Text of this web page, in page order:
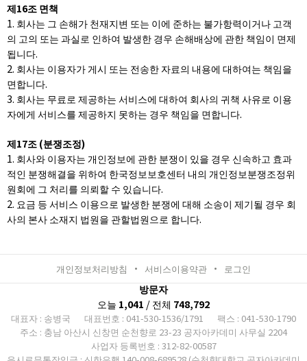
제16조 면책
1. 회사는 그 손해가 천재지변 또는 이에 준하는 불가항력이거나 고객
의 고의 또는 과실로 인하여 발생한 경우 손해배상에 관한 책임이 면제
됩니다.
2. 회사는 이용자가 게시 또는 전송한 자료의 내용에 대하여는 책임을
면합니다.
3. 회사는 무료로 제공하는 서비스에 대하여 회사의 귀책 사유로 이용
자에게 서비스를 제공하지 못하는 경우 책임을 면합니다.
제17조 (분쟁조정)
1. 회사와 이용자는 개인정보에 관한 분쟁이 있을 경우 신속하고 효과
적인 분쟁해결을 위하여 한국정보보호센터 내의 개인정보분쟁조정위
원회에 그 처리를 의뢰할 수 있습니다.
2. 요금 등 서비스 이용으로 발생한 분쟁에 대해 소송이 제기될 경우 회
사의 본사 소재지 법원을 관할법원으로 합니다.
개인정보처리방침 서비스이용약관 로그인
방문자
오늘 1,041 / 전체 748,792
대표자 : 송병국 대표번호 : 041-530-1536/1791
팩스 : 041-530-1790
주소 : 충남 아산시 신창면 순천향로 23-23 공자아카데미 사무실 2204
사업자 등록번호 : 312-82-00587